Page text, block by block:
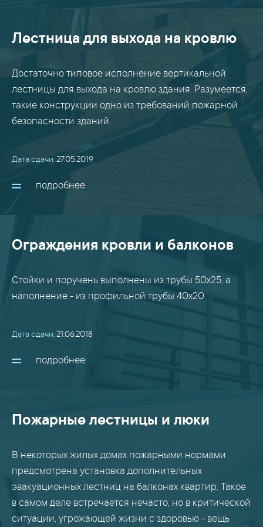
Лестница для выхода на кровлю
Достаточно типовое исполнение вертикальной
лестницы для выхода на кровлю здания. Разумеется,
такие конструкции одно из требований пожарной
безопасности зданий.
Дата сдачи:27.05.2019
подробнее
Ограждения кровли и балконов
Стойки и поручень выполнены из трубы 50х25, а
наполнение - из профильной трубы 40х20.
Дата сдачи:21.06.2018
подробнее
Пожарные лестницы и люки
В некоторых жилых домах пожарными нормами
предсмотрена установка дополнительных
эвакуационных лестниц на балконах квартир. Такое
в самом деле встречается нечасто, но в критической
ситуации, угрожающей жизни с здоровью - вещь